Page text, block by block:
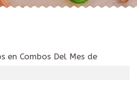
en Combos Del Mes de